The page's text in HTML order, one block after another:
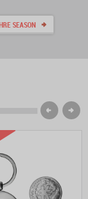
SEASON